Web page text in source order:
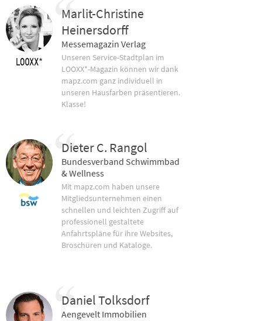
Marlit-Christine
Heinersdorff
Messemagazin Verlag
Unseren Service-Stadtplan im
LOOXX*-Magazin können wir dank
mapz.com ganz individuell in
unseren Hausfarben präsentieren.
Klasse!
Dieter C. Rangol
Bundesverband Schwimmbad
& Wellness
Mit mapz.com haben unsere
Mitgliedsunternehmen einen
schnellen und leichten Zugriff auf
professionell gestaltete
Anfahrtspläne für ihre Websites,
Broschüren und Kataloge.
Daniel Tolksdorf
Aengevelt Immobilien